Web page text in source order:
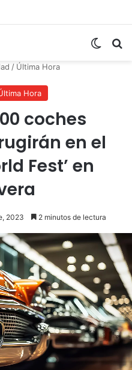
/ Última Hora
Hora
coches
en el
Fest’ en
2023 2 minutos de lectura